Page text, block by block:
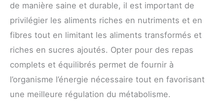
de manière saine et durable, il est important de
privilégier les aliments riches en nutriments et en
fibres tout en limitant les aliments transformés et
riches en sucres ajoutés. Opter pour des repas
complets et équilibrés permet de fournir à
l’organisme l’énergie nécessaire tout en favorisant
une meilleure régulation du métabolisme.